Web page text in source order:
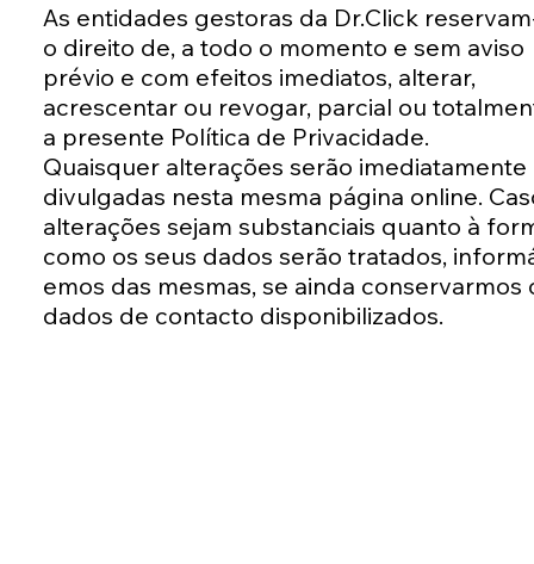
As entidades gestoras da Dr.Click
o direito de, a todo o momento e sem aviso
prévio e com efeitos imediatos, alterar,
acrescentar ou revogar, parcial ou
a presente Política de Privacidade.
Quaisquer alterações serão imediatamente
divulgadas nesta mesma página online.
alterações sejam substanciais quanto à
como os seus dados serão tratados,
emos das mesmas, se ainda conservarmos
dados de contacto disponibilizados.